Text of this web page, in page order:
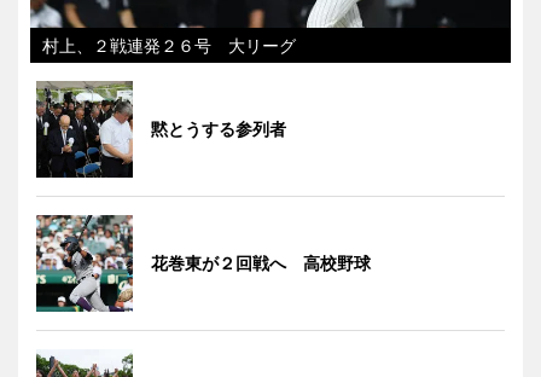
村上、２戦連発２６号 大リーグ
黙とうする参列者
花巻東が２回戦へ 高校野球